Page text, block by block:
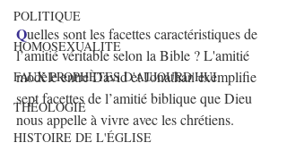
POLITIQUE
HOMOSEXUALITE
FAUX PROPHÈTES D'AUJOURD'HUI
THÉOLOGIE
HISTOIRE DE L'ÉGLISE
Quelles sont les facettes caractéristiques de
l’amitié véritable selon la Bible ? L'amitié
modèle entre David et Jonathan exemplifie
sept facettes de l’amitié biblique que Dieu
nous appelle à vivre avec les chrétiens.